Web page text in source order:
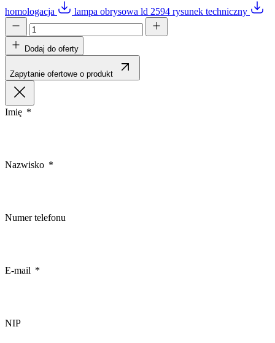
homologacja
lampa obrysowa ld 2594 rysunek techniczny
Dodaj do oferty
Zapytanie ofertowe o produkt
Imię
Nazwisko
Numer telefonu
E-mail
NIP